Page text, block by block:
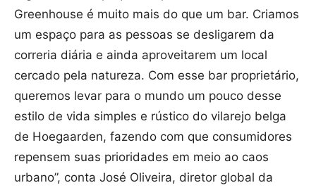
Greenhouse é muito mais do que um bar. Criamos
um espaço para as pessoas se desligarem da
correria diária e ainda aproveitarem um local
cercado pela natureza. Com esse bar proprietário,
queremos levar para o mundo um pouco desse
estilo de vida simples e rústico do vilarejo belga
de Hoegaarden, fazendo com que consumidores
repensem suas prioridades em meio ao caos
urbano”, conta José Oliveira, diretor global da